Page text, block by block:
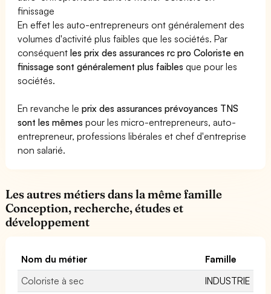
finissage
En effet les auto-entrepreneurs ont généralement des
volumes d'activité plus faibles que les sociétés. Par
conséquentles prix des assurances rc pro Coloriste en
finissage sont généralement plus faibles que pour les
sociétés.
En revanche leprix des assurances prévoyances TNS
sont les mêmes pour les micro-entrepreneurs, auto-
entrepreneur, professions libérales et chef d'entreprise
non salarié.
Les autres métiers dans la même famille
Conception, recherche, études et
développement
Nom du métier
Famille
Coloriste à sec
INDUSTRIE